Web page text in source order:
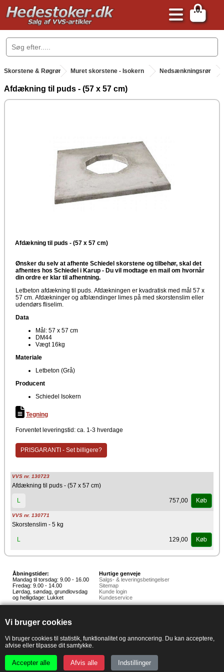
Vi bruger cookies
Vi bruger cookies til statistik, funktionalitet og annoncering. Du kan acceptere,
afvise eller tilpasse dit samtykke.
Accepter alle Afvis alle Indstillinger
0
.
Skorstene & Røgrør . Muret skorstene - Isokern Nedsænkningsrør
Afdækning til puds - (57 x 57 cm)
Afdækning til puds - (57 x 57 cm)
Ønsker du selv at afhente Schiedel skorstene og tilbehør, skal det
afhentes hos Schiedel i Karup - Du vil modtage en mail om hvornår
din ordre er klar til afhentning.
Letbeton afdækning til puds. Afdækningen er kvadratisk med mål 57 x
57 cm. Afdækninger og afblændinger limes på med skorstenslim eller
udendørs fliselim.
Data
Mål: 57 x 57 cm
DM44
Vægt 16kg
Materiale
Letbeton (Grå)
Producent
Schiedel Isokern
Tegning
Forventet leveringstid: ca. 1-3 hverdage
PRISGARANTI - Set billigere?
VVS nr. 130723
Afdækning til puds - (57 x 57 cm)
L 757,00 Køb
VVS nr. 130771
Skorstenslim - 5 kg
L 129,00 Køb
Åbningstider:
Mandag til torsdag: 9.00 - 16.00
Fredag: 9.00 - 14.00
Lørdag, søndag, grundlovsdag
og helligdage: Lukket
Hurtige genveje
Salgs- & leveringsbetingelser
Sitemap
Kunde login
Kundeservice
Hunnerupvej 3, 6920 Videbæk
E-mail:salg@hedestoker.dk
PA: